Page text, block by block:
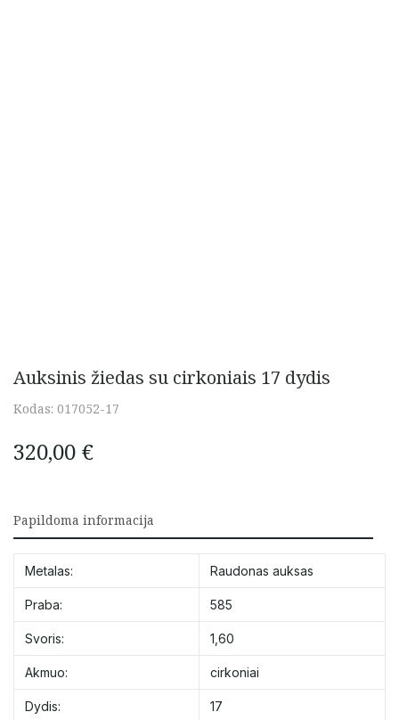
Auksinis žiedas su cirkoniais 17 dydis
Kodas: 017052-17
320,00 €
Papildoma informacija
Metalas: Raudonas auksas
Praba: 585
Svoris: 1,60
Akmuo: cirkoniai
Dydis: 17